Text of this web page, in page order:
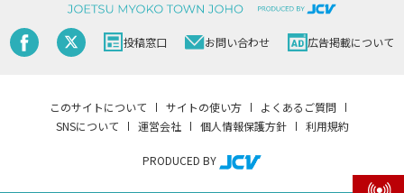
投稿窓口 お問い合わせ 広告掲載について
このサイトについて サイトの使い方
よくあるご質問
SNSについて
運営会社 個人情報保護方針 利用規約
PRODUCED BY